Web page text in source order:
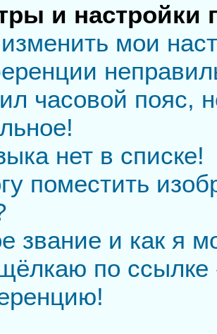
и настройки
мои
часовой пояс,
нет в списке!
поместить
звание и как я
по